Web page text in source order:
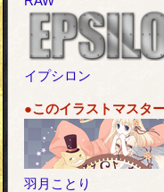
イプシロン
●このイラストマスタ
羽月ことり